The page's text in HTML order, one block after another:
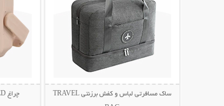
ساک مسافرتی لباس و کفش برزنتی TRAVEL
چراغ LED شارژی Camping Lights